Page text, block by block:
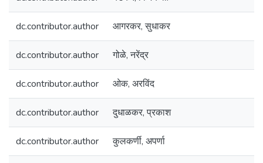
dc.contributor.author आगरकर, सुधाकर
dc.contributor.author गोळे, नरेंद्र
dc.contributor.author ओक, अरविंद
dc.contributor.author दुधाळकर, प्रकाश
dc.contributor.author कुलकर्णी, अपर्णा